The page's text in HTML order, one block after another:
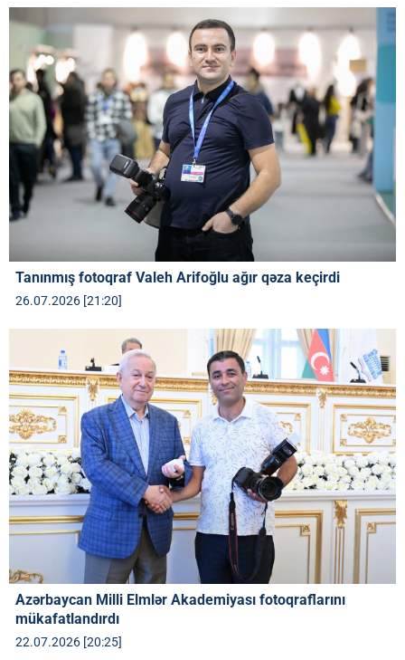
Tanınmış fotoqraf Valeh Arifoğlu ağır qəza keçirdi
26.07.2026 [21:20]
Azərbaycan Milli Elmlər Akademiyası fotoqraflarını
mükafatlandırdı
22.07.2026 [20:25]